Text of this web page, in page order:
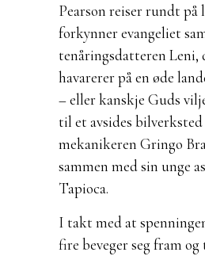
Pearson reiser rundt på
forkynner evangeliet
tenåringsdatteren Leni,
havarerer på en øde
– eller kanskje Guds
til et avsides
mekanikeren Gringo
sammen med sin unge
Tapioca.
I takt med at
fire beveger seg fram